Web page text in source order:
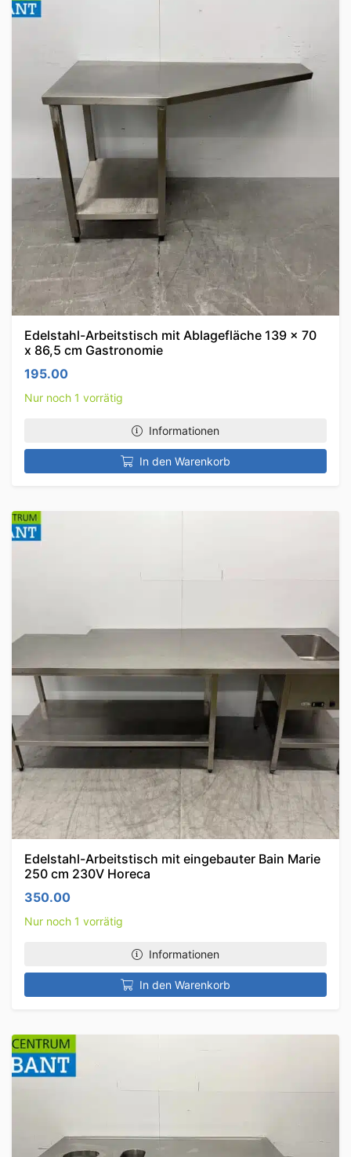
Edelstahl-Arbeitstisch mit Ablagefläche 139 x 70
x 86,5 cm Gastronomie
195.00
Nur noch 1 vorrätig
Informationen
In den Warenkorb
Edelstahl-Arbeitstisch mit eingebauter Bain Marie
250 cm 230V Horeca
350.00
Nur noch 1 vorrätig
Informationen
In den Warenkorb